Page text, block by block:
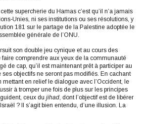
supercherie du Hamas c’est qu’il n’a jamais
Unies, ni ses institutions ou ses résolutions, y
181 sur le partage de la Palestine adoptée le
générale de l’ONU.
son double jeu cynique et au cours des
comprendre aux yeux de la communauté
de cap, qu’il est maintenant prêt à participer au
objectifs ne seront pas modifiés. En cachant
en relief le dialogue avec l’Occident, le
à tromper une fois de plus sur les principes
ceux du jihad , dont l’objectif est de libérer
? Il s’agit bien entendu, d’une illusion. La